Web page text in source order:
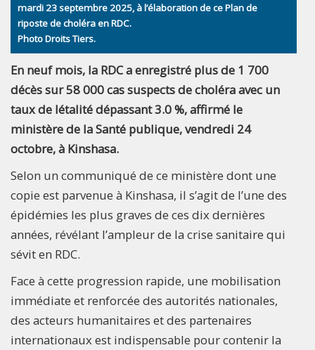
mardi 23 septembre 2025, à l’élaboration de ce Plan de
riposte de choléra en RDC.
Photo Droits Tiers.
En neuf mois, la RDC a enregistré plus de 1 700
décès sur 58 000 cas suspects de choléra avec un
taux de létalité dépassant 3.0 %, affirmé le
ministère de la Santé publique, vendredi 24
octobre, à Kinshasa.
Selon un communiqué de ce ministère dont une
copie est parvenue à Kinshasa, il s’agit de l’une des
épidémies les plus graves de ces dix dernières
années, révélant l’ampleur de la crise sanitaire qui
sévit en RDC.
Face à cette progression rapide, une mobilisation
immédiate et renforcée des autorités nationales,
des acteurs humanitaires et des partenaires
internationaux est indispensable pour contenir la